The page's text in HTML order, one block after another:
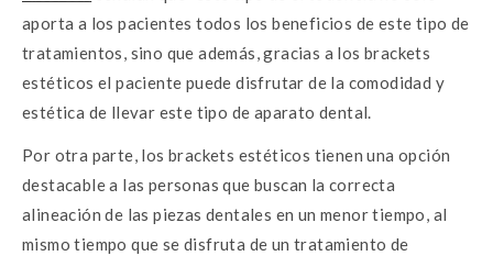
aporta a los pacientes todos los beneficios de este tipo de
tratamientos, sino que además, gracias a los brackets
estéticos el paciente puede disfrutar de la comodidad y
estética de llevar este tipo de aparato dental.
Por otra parte, los brackets estéticos tienen una opción
destacable a las personas que buscan la correcta
alineación de las piezas dentales en un menor tiempo, al
mismo tiempo que se disfruta de un tratamiento de